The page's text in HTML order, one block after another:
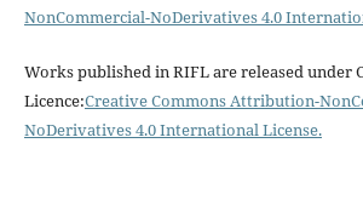
NonCommercial-NoDerivatives 4.0
Works published in RIFL are released under
Licence:Creative Commons Attribution-
NoDerivatives 4.0 International License.